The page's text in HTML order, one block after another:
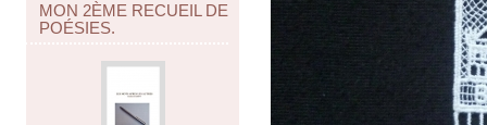
MON 2ÈME RECUEIL DE
POÉSIES.